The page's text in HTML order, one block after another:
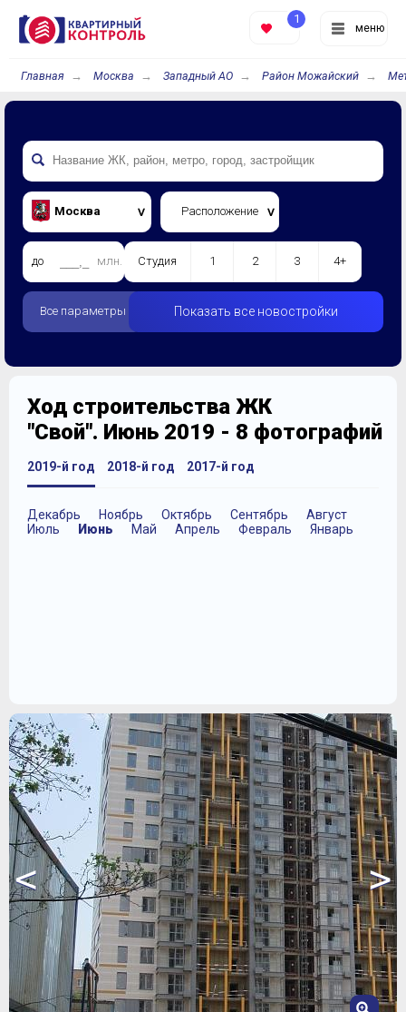
меню
1
Главная Москва Западный АО Район Можайский
Москва Расположение
до млн. Студия 1 2 3 4+
Все параметры Показать все новостройки
Ход строительства ЖК
"Свой". Июнь 2019 - 8 фотографий
2019-й год
Декабрь Ноябрь Октябрь Сентябрь
Август
Июль
Июнь Май Апрель Февраль Январь
2018-й год 2017-й год
< >